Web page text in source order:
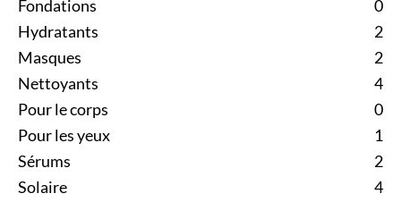
Fondations
0
Hydratants
2
Masques
2
Nettoyants
4
Pour le corps
0
Pour les yeux
1
Sérums
2
Solaire
4